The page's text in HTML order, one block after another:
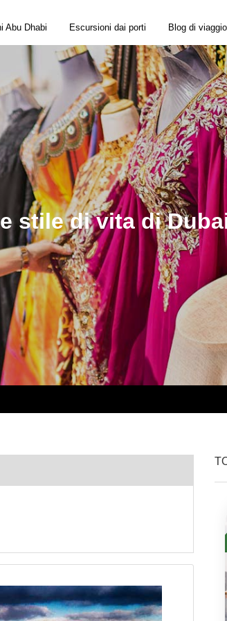
Abu Dhabi Escursioni dai porti Blog di viaggio
stile di vita di